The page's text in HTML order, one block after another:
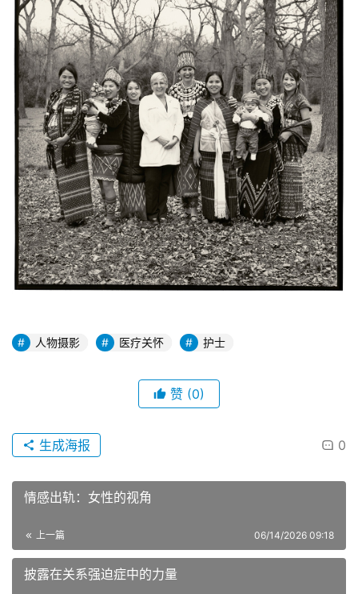
人物摄影 医疗关怀 护士
赞 (0)
0
生成海报
情感出轨：女性的视角
上一篇 06/14/2026 09:18
披露在关系强迫症中的力量